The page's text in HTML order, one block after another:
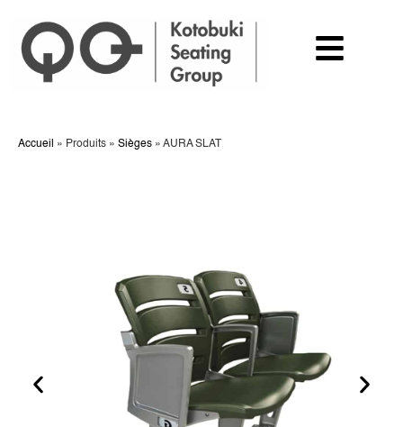
Accueil » Produits » Sièges » AURA SLAT